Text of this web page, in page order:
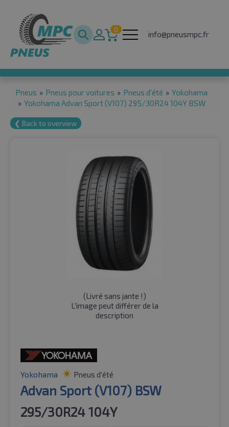
0
info@pneusmpc.fr
Pneus » Pneus pour voitures » Pneus d'été » Yokohama
» Yokohama Advan Sport (V107) 295/30R24 104Y BSW
❮ Back to overview
(Livré sans jante !)
L'image peut différer de la
description
Yokohama Pneus d'été
Advan Sport (V107) BSW
295/30R24 104Y